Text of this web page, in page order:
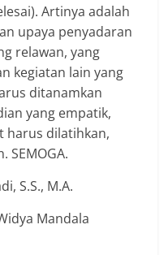
Artinya adalah
upaya penyadaran
relawan, yang
kegiatan lain yang
ditanamkan
yang empatik,
harus dilatihkan,
SEMOGA.
S.S., M.A.
Mandala